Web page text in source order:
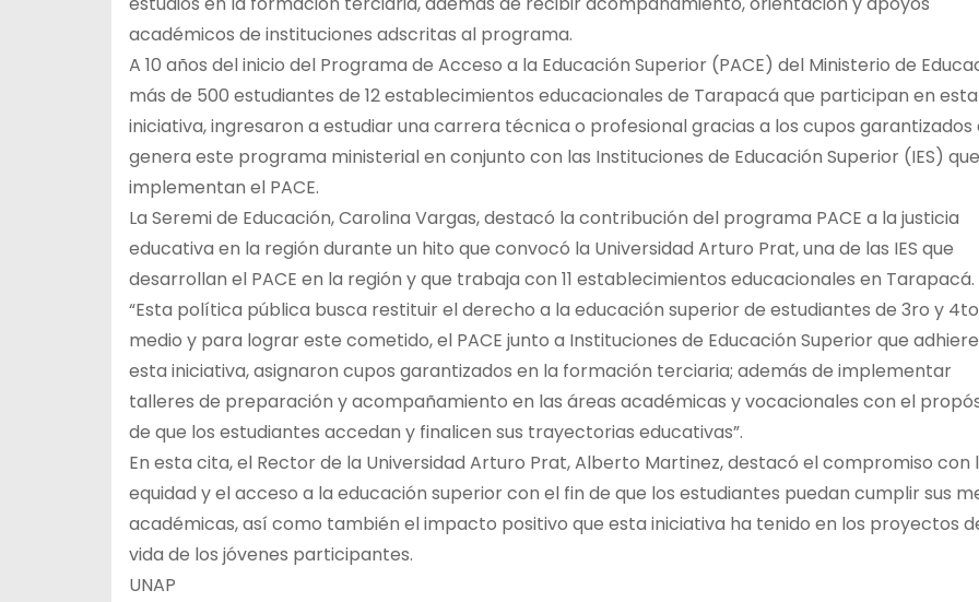
académicos de instituciones adscritas al programa.
A 10 años del inicio del Programa de Acceso a la Educación Superior (PACE) del Ministerio de
más de 500 estudiantes de 12 establecimientos educacionales de Tarapacá que participan en esta
iniciativa, ingresaron a estudiar una carrera técnica o profesional gracias a los cupos garantizados
genera este programa ministerial en conjunto con las Instituciones de Educación Superior (IES) que
implementan el PACE.
La Seremi de Educación, Carolina Vargas, destacó la contribución del programa PACE a la justicia
educativa en la región durante un hito que convocó la Universidad Arturo Prat, una de las IES que
desarrollan el PACE en la región y que trabaja con 11 establecimientos educacionales en Tarapacá.
“Esta política pública busca restituir el derecho a la educación superior de estudiantes de 3ro y
medio y para lograr este cometido, el PACE junto a Instituciones de Educación Superior que
esta iniciativa, asignaron cupos garantizados en la formación terciaria; además de implementar
talleres de preparación y acompañamiento en las áreas académicas y vocacionales con el
de que los estudiantes accedan y finalicen sus trayectorias educativas”.
En esta cita, el Rector de la Universidad Arturo Prat, Alberto Martinez, destacó el compromiso con
equidad y el acceso a la educación superior con el fin de que los estudiantes puedan cumplir sus
académicas, así como también el impacto positivo que esta iniciativa ha tenido en los proyectos
vida de los jóvenes participantes.
UNAP